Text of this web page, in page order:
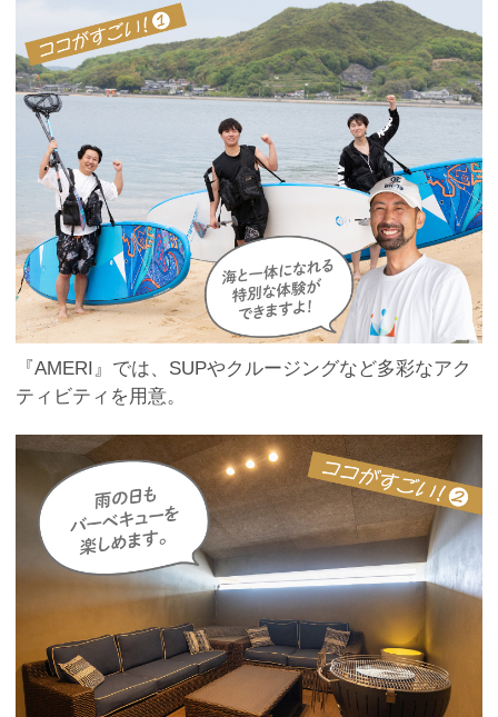
『AMERI』では、SUPやクルージングなど多彩なアク
ティビティを用意。